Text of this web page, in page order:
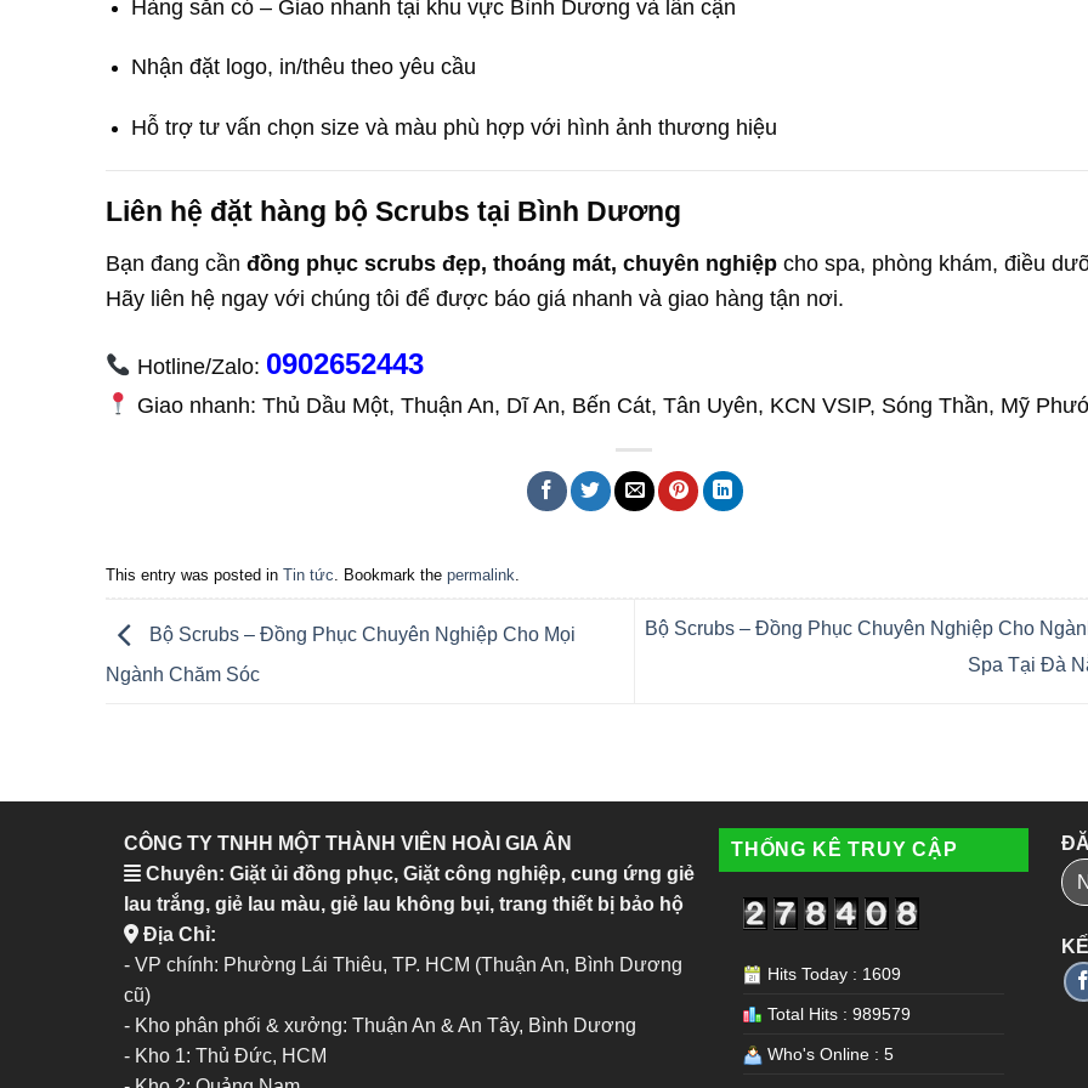
Hàng sẵn có – Giao nhanh tại khu vực Bình Dương và lân cận
Nhận đặt logo, in/thêu theo yêu cầu
Hỗ trợ tư vấn chọn size và màu phù hợp với hình ảnh thương hiệu
Liên hệ đặt hàng bộ Scrubs tại Bình Dương
Bạn đang cần đồng phục scrubs đẹp, thoáng mát, chuyên nghiệp cho spa, phòng khám, điều
Hãy liên hệ ngay với chúng tôi để được báo giá nhanh và giao hàng tận nơi.
Hotline/Zalo: 0902652443
Giao nhanh: Thủ Dầu Một, Thuận An, Dĩ An, Bến Cát, Tân Uyên, KCN VSIP, Sóng Thần, Mỹ
This entry was posted in Tin tức. Bookmark the permalink.
Bộ Scrubs – Đồng Phục Chuyên Nghiệp Cho Mọi
Ngành Chăm Sóc
Bộ Scrubs – Đồng Phục Chuyên Nghiệp Cho
Spa Tại Đà
CÔNG TY TNHH MỘT THÀNH VIÊN HOÀI GIA ÂN
Chuyên: Giặt ủi đồng phục, Giặt công nghiệp, cung ứng giẻ
lau trắng, giẻ lau màu, giẻ lau không bụi, trang thiết bị bảo hộ
Địa Chỉ:
- VP chính: Phường Lái Thiêu, TP. HCM (Thuận An, Bình Dương
cũ)
- Kho phân phối & xưởng: Thuận An & An Tây, Bình Dương
- Kho 1: Thủ Đức, HCM
THỐNG KÊ TRUY CẬP
Hits Today : 1609
Total Hits : 989579
Who's Online : 5